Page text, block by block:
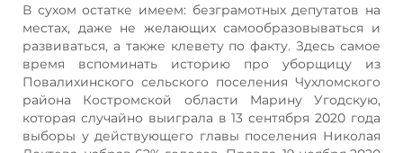
В сухом остатке имеем: безграмотных депутатов на
местах, даже не желающих самообразовываться и
развиваться, а также клевету по факту. Здесь самое
время вспоминать историю про уборщицу из
Повалихинского сельского поселения Чухломского
района Костромской области Марину Угодскую,
которая случайно выиграла в 13 сентября 2020 года
выборы у действующего главы поселения Николая